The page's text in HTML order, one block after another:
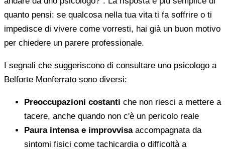
quanto pensi: se qualcosa nella tua vita ti fa soffrire o ti
impedisce di vivere come vorresti, hai già un buon motivo
per chiedere un parere professionale.
I segnali che suggeriscono di consultare uno psicologo a
Belforte Monferrato sono diversi:
Preoccupazioni costanti che non riesci a mettere a
tacere, anche quando non c'è un pericolo reale
Paura intensa e improvvisaaccompagnata da
sintomi fisici come tachicardia o difficoltà a